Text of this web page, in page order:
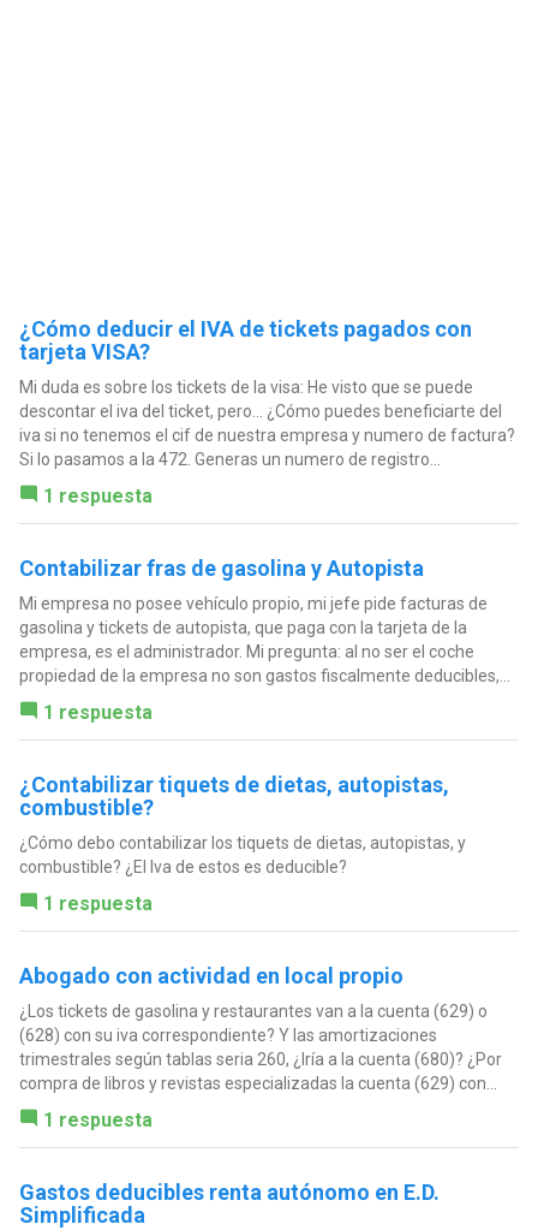
¿Cómo deducir el IVA de tickets pagados con
tarjeta VISA?
Mi duda es sobre los tickets de la visa: He visto que se puede
descontar el iva del ticket, pero... ¿Cómo puedes beneficiarte del
iva si no tenemos el cif de nuestra empresa y numero de factura?
Si lo pasamos a la 472. Generas un numero de registro...
1 respuesta
Contabilizar fras de gasolina y Autopista
Mi empresa no posee vehículo propio, mi jefe pide facturas de
gasolina y tickets de autopista, que paga con la tarjeta de la
empresa, es el administrador. Mi pregunta: al no ser el coche
propiedad de la empresa no son gastos fiscalmente deducibles,...
1 respuesta
¿Contabilizar tiquets de dietas, autopistas,
combustible?
¿Cómo debo contabilizar los tiquets de dietas, autopistas, y
combustible? ¿El Iva de estos es deducible?
1 respuesta
Abogado con actividad en local propio
¿Los tickets de gasolina y restaurantes van a la cuenta (629) o
(628) con su iva correspondiente? Y las amortizaciones
trimestrales según tablas seria 260, ¿Iría a la cuenta (680)? ¿Por
compra de libros y revistas especializadas la cuenta (629) con...
1 respuesta
Gastos deducibles renta autónomo en E.D.
Simplificada